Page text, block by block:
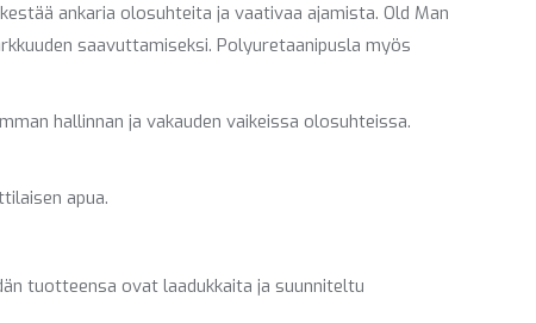
ankaria olosuhteita ja vaativaa ajamista. Old Man
saavuttamiseksi. Polyuretaanipusla myös
hallinnan ja vakauden vaikeissa olosuhteissa.
apua.
tuotteensa ovat laadukkaita ja suunniteltu